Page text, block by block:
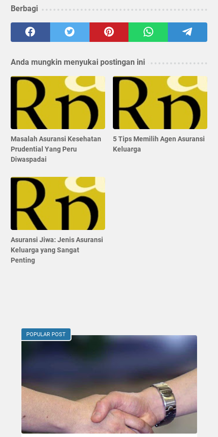
Berbagi
Anda mungkin menyukai postingan ini
Masalah Asuransi Kesehatan
Prudential Yang Peru
Diwaspadai
5 Tips Memilih Agen Asuransi
Keluarga
Asuransi Jiwa: Jenis Asuransi
Keluarga yang Sangat
Penting
POPULAR POST